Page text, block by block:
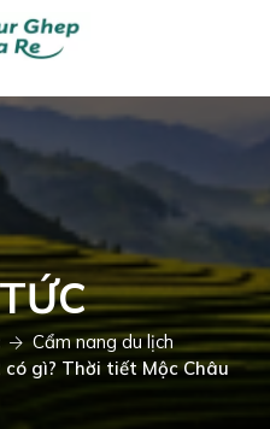
Cẩm nang du lịch
gì? Thời tiết Mộc Châu